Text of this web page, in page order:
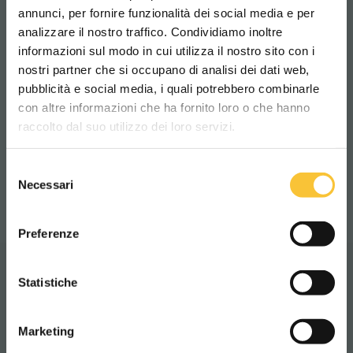
annunci, per fornire funzionalità dei social media e per
analizzare il nostro traffico. Condividiamo inoltre
informazioni sul modo in cui utilizza il nostro sito con i
nostri partner che si occupano di analisi dei dati web,
pubblicità e social media, i quali potrebbero combinarle
con altre informazioni che ha fornito loro o che hanno
raccolto dal suo utilizzo dei loro servizi.
delNecessari
Preferenze
Statistiche
Marketing
Niveaux sonores Modalité Standard
74.3 dB (A)
Scegli il paese in cui ti trovi e la tua
lingua per una migliore esperienza di
navigazione